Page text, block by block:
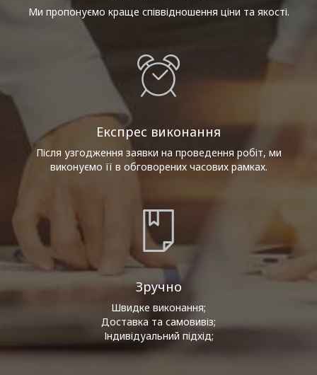
Ми пропонуємо краще співвідношення ціни та якості.
Експрес виконання
Після узгодження заявки на проведення робіт, ми
виконуємо її в обговорених часових рамках.
Зручно
Швидке виконання;
Доставка та самовивіз;
Індивідуальний підхід;